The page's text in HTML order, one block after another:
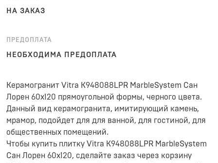
НА ЗАКАЗ
ПРЕДОПЛАТА
НЕОБХОДИМА ПРЕДОПЛАТА
Керамогранит Vitra K948088LPR MarbleSystem Сан
Лорен 60x120 прямоугольной формы, черного цвета.
Данный вид керамогранита, имитирующий камень,
мрамор, подойдет для для ванной, для гостиной, для
общественных помещений.
Чтобы купить плитку Vitra K948088LPR MarbleSystem
Сан Лорен 60x120, сделайте заказ через корзину